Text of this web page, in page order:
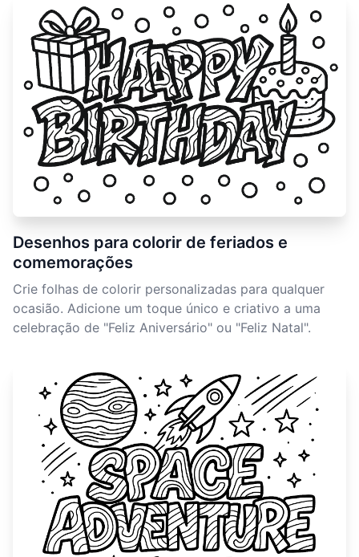
Desenhos para colorir de feriados e
comemorações
Crie folhas de colorir personalizadas para qualquer
ocasião. Adicione um toque único e criativo a uma
celebração de "Feliz Aniversário" ou "Feliz Natal".